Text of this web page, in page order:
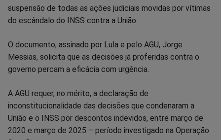
no
Facebook
no
Whatsapp
no
Twitter
no
MessengerTelegram
suspensão de todas as ações judiciais movidas por vítimas
do escândalo do INSS contra a União.
O documento, assinado por Lula e pelo AGU, Jorge
Messias, solicita que as decisões já proferidas contra o
governo percam a eficácia com urgência.
A AGU requer, no mérito, a declaração de
inconstitucionalidade das decisões que condenaram a
União e o INSS por descontos indevidos, entre março de
2020 e março de 2025 – período investigado na Operação